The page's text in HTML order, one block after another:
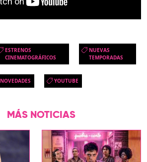
ESTRENOS
CINEMATOGRÁFICOS
NUEVAS
TEMPORADAS
NOVEDADES YOUTUBE
MÁS NOTICIAS